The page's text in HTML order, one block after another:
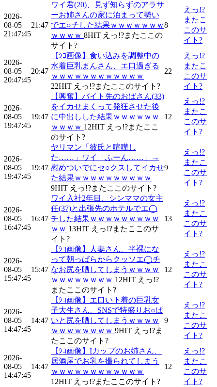
2026-
08-05
21:47:45
21:47
ワイ君(20)、見ず知らずのアラサ
ーお姉さんの家に泊まって勢い
でエ○チした結果ｗｗｗｗｗｗｗ
ｗｗｗｗ 8HIT えっ!?またここの
サイト?
8
えっ!?
またこ
このサ
イト?
2026-
08-05
20:47:45
20:47
【ｼｺ画像】食い込みを調整中の
水着巨乳まんさん、エ口過ぎる
ｗｗｗｗｗｗｗｗｗｗｗｗ
22HIT えっ!?またここのサイト?
22
えっ!?
またこ
このサ
イト?
2026-
08-05
19:47:45
19:47
【興奮】バイト先のおばさん(33)
をイカせまくって発狂させた後
に中出しした結果ｗｗｗｗｗｗ
ｗｗｗｗ 12HIT えっ!?またここ
のサイト?
12
えっ!?
またこ
このサ
イト?
2026-
08-05
19:47:45
19:47
ヤリマン「彼氏と喧嘩し
た……」ワイ「ふーん……」→
慰めついでにセ○クスしてイカせ
た結果ｗｗｗｗｗｗｗｗｗｗ
9HIT えっ!?またここのサイト?
9
えっ!?
またこ
このサ
イト?
2026-
08-05
16:47:45
16:47
ワイ入社2年目、シンママの女主
任(37)と出張先のホテルでエ◯
チした結果ｗｗｗｗｗｗｗｗｗ
ｗｗ 13HIT えっ!?またここのサ
イト?
13
えっ!?
またこ
このサ
イト?
2026-
08-05
15:47:45
15:47
【ｼｺ画像】人妻さん、半裸にな
って朝っぱらからクッソエ◯チ
なお尻を晒してしまうｗｗｗｗ
ｗｗｗｗｗｗｗｗ 12HIT えっ!?
またここのサイト?
12
えっ!?
またこ
このサ
イト?
2026-
08-05
14:47:45
14:47
【ｼｺ画像】エ口い下着の巨乳女
子大生さん、SNSで特盛りお○ぱ
いと尻を晒してしまうｗｗｗｗ
ｗｗｗｗｗｗｗｗ 9HIT えっ!?ま
たここのサイト?
9
えっ!?
またこ
このサ
イト?
2026-
08-05
14:47:45
14:47
【ｼｺ画像】Iカップのお姉さん、
居酒屋でお乳を撮られてしまう
ｗｗｗｗｗｗｗｗｗｗｗｗ
12HIT えっ!?またここのサイト?
12
えっ!?
またこ
このサ
イト?